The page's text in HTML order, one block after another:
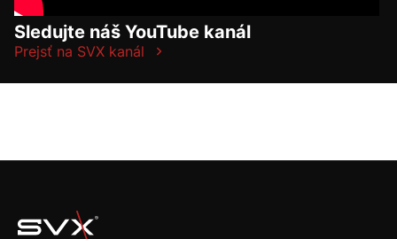
Sledujte náš YouTube kanál
Prejsť na SVX kanál